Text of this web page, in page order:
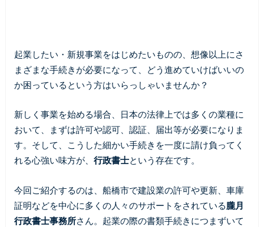
起業したい・新規事業をはじめたいものの、想像以上にさ
まざまな手続きが必要になって、どう進めていけばいいの
か困っているという方はいらっしゃいませんか？
新しく事業を始める場合、日本の法律上では多くの業種に
おいて、まずは許可や認可、認証、届出等が必要になりま
す。そして、こうした細かい手続きを一度に請け負ってく
れる心強い味方が、 行政書士という存在です。
今回ご紹介するのは、船橋市で建設業の許可や更新、車庫
証明などを中心に多くの人々のサポートをされている朧月
行政書士事務所さん。起業の際の書類手続きにつまずいて